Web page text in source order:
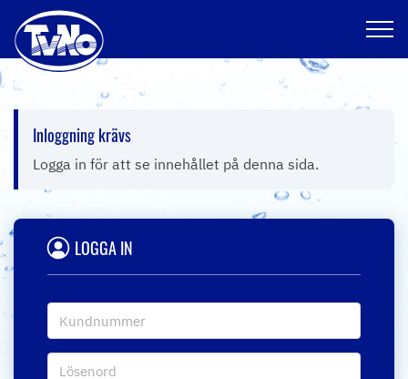
till
innehållet
Inloggning krävs
Logga in för att se innehållet på denna sida.
LOGGA IN